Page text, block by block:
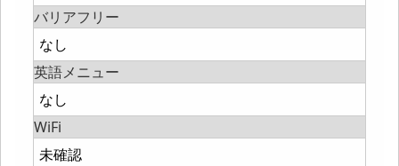
バリアフリー
なし
英語メニュー
なし
WiFi
未確認